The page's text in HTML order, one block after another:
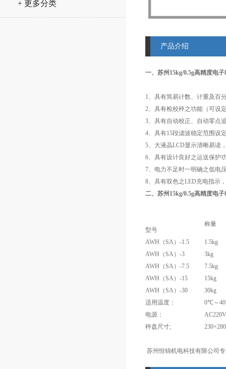
+ 更多分类
产品介绍
一、苏州15kg/0.5g高精度电子
1、具有简易计数、计重及百
2、具有检校秤之功能（可设
3、具有自动校正、自动零点
4、具有15段滤波稳定范围设
5、大液晶LCD显示清晰易读
6、具有设计良好之运送保护
7、电力不足时一明确之低电
8、具有双色之LED充电指示
二、苏州15kg/0.5g高精度电子
型号
称量
AWH（SA）-1.5
1.5kg
AWH（SA）-3
3kg
AWH（SA）-7.5
7.5kg
AWH（SA）-15
15kg
AWH（SA）-30
30kg
适用温度：
0℃～
电源：
秤盘尺寸;
苏州恒锦机电科技有限公司